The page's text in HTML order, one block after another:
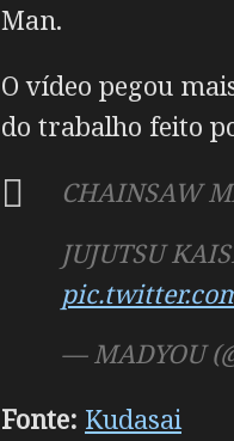
Man.
O vídeo pegou
do trabalho feito
CHAINSAW
JUJUTSU
— MADYOU
Fonte: Kudasai